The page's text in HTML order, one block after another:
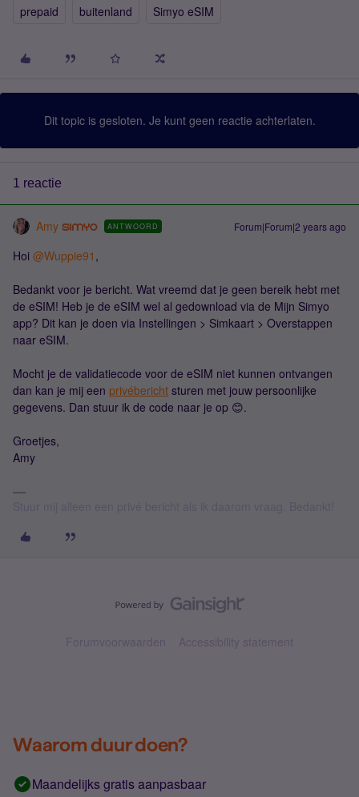
prepaid buitenland Simyo eSIM
Dit topic is gesloten. Je kunt geen reactie achterlaten.
1 reactie
Amy ANTWOORD Forum|Forum|2 years ago
Hoi @Wuppie91 ,
Bedankt voor je bericht. Wat vreemd dat je geen bereik hebt met
de eSIM! Heb je de eSIM wel al gedownload via de Mijn Simyo
app? Dit kan je doen via Instellingen > Simkaart > Overstappen
naar eSIM.
Mocht je de validatiecode voor de eSIM niet kunnen ontvangen
dan kan je mij een privébericht sturen met jouw persoonlijke
gegevens. Dan stuur ik de code naar je op 😊.
Groetjes,
Amy
Forumvoorwaarden Accessibility statement
Waarom duur doen?
Maandelijks gratis aanpasbaar